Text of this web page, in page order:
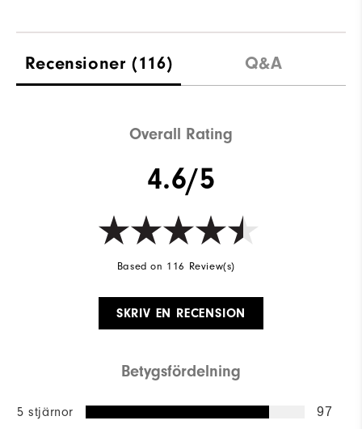
Recensioner (116) Q&A
Overall Rating
4.6/5
Based on 116 Review(s)
SKRIV EN RECENSION
Betygsfördelning
5 stjärnor 97